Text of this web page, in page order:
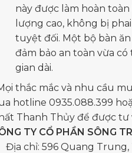
này được làm hoàn
lượng cao, không bị
tuyệt đối. Một bộ bàn
đảm bảo an toàn vừa
gian dài.
thắc mắc và nhu cầu
hotline 0935.088.399
Thanh Thủy để được tư
TY CỔ PHẦN SÔNG
Địa chỉ: 596 Quang Trung,